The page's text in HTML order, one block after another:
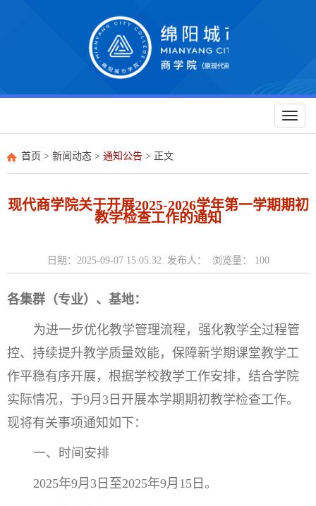
Toggle
首页 > 新闻动态 > 通知公告 > 正文
现代商学院关于开展2025-2026学年第一学期期初
教学检查工作的通知
日期：2025-09-07 15:05:32 发布人： 浏览量： 100
各集群（专业）、基地：
为进一步优化教学管理流程，强化教学全过程管
控、持续提升教学质量效能，保障新学期课堂教学工
作平稳有序开展，根据学校教学工作安排，结合学院
实际情况，于9月3日开展本学期期初教学检查工作。
现将有关事项通知如下：
一、时间安排
2025年9月3日至2025年9月15日。